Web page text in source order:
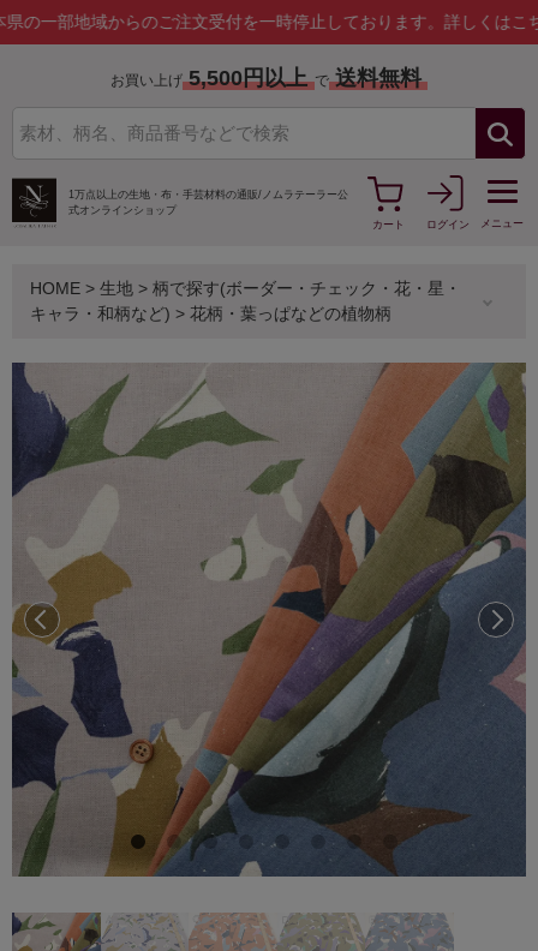
地域からのご注文受付を一時停止しております。詳しくはこちら
お買い上げ 5,500円以上 で 送料無料
1万点以上の生地・布・手芸材料の通販/ ノムラテーラー公
式オンラインショップ
カート
ログイン メニュー
HOME > 生地 > 柄で探す(ボーダー・チェック・花・星・
キャラ・和柄など) > 花柄・葉っぱなどの植物柄
前へ 次へ